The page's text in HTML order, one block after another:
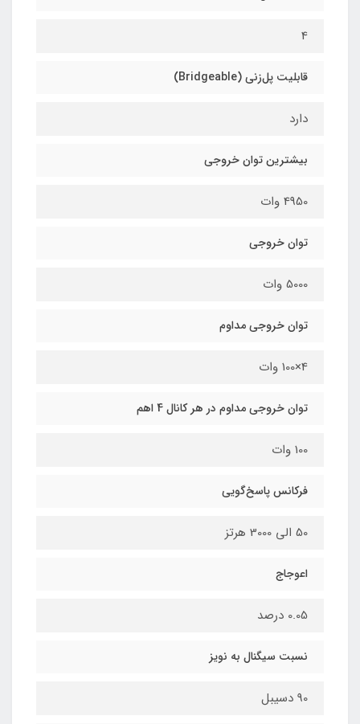
4
قابلیت پل‌زنی (Bridgeable)
دارد
بیشترین توان خروجی
4950 وات
توان خروجی
5000 وات
توان خروجی مداوم
4×100 وات
توان خروجی مداوم در هر کانال 4 اهم
100 وات
فرکانس پاسخ‌گویی
50 الی 3000 هرتز
اعوجاج
0.05 درصد
نسبت سیگنال به نویز
90 دسیبل